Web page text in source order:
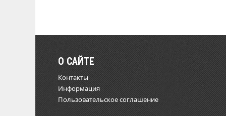
О САЙТЕ
Контакты
Информация
Пользовательское соглашение